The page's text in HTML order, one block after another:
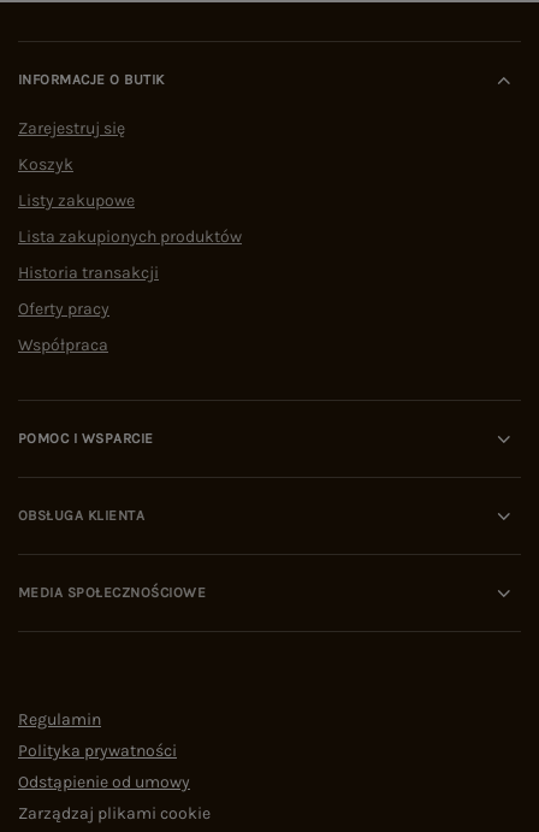
INFORMACJE O BUTIK
Zarejestruj się
Koszyk
Listy zakupowe
Lista zakupionych produktów
Historia transakcji
Oferty pracy
Współpraca
POMOC I WSPARCIE
OBSŁUGA KLIENTA
MEDIA SPOŁECZNOŚCIOWE
Regulamin
Polityka prywatności
Odstąpienie od umowy
Zarządzaj plikami cookie